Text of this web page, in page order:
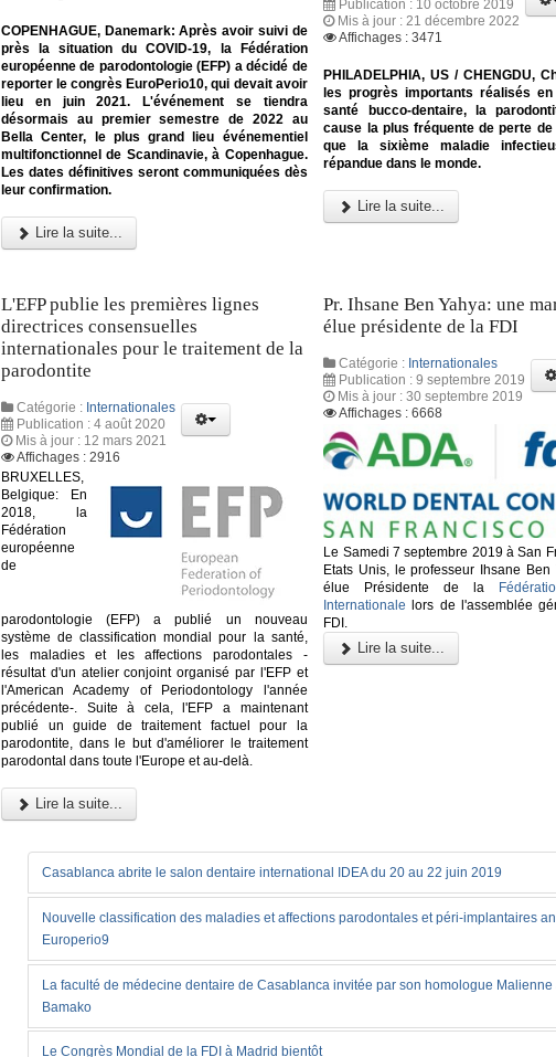
COPENHAGUE, Danemark: Après avoir suivi de
près la situation du COVID-19, la Fédération
européenne de parodontologie (EFP) a décidé de
reporter le congrès EuroPerio10, qui devait avoir
lieu en juin 2021. L'événement se tiendra
désormais au premier semestre de 2022 au
Bella Center, le plus grand lieu événementiel
multifonctionnel de Scandinavie, à Copenhague.
Les dates définitives seront communiquées dès
leur confirmation.
Lire la suite...
Publication : 10 octobre 2019
Mis à jour : 21 décembre 2022
Affichages : 3471
PHILADELPHIA, US / CHENGDU,
les progrès importants réalisés
santé bucco-dentaire, la
cause la plus fréquente de perte
que la sixième maladie
répandue dans le monde.
Lire la suite...
L'EFP publie les premières lignes
directrices consensuelles
internationales pour le traitement de la
parodontite
Catégorie : Internationales
Publication : 4 août 2020
Mis à jour : 12 mars 2021
Affichages : 2916
BRUXELLES,
Belgique: En
2018, la
Fédération
européenne
de
parodontologie (EFP) a publié un nouveau
système de classification mondial pour la santé,
les maladies et les affections parodontales -
résultat d'un atelier conjoint organisé par l'EFP et
l'American Academy of Periodontology l'année
précédente-. Suite à cela, l'EFP a maintenant
publié un guide de traitement factuel pour la
parodontite, dans le but d'améliorer le traitement
parodontal dans toute l'Europe et au-delà.
Lire la suite...
Pr. Ihsane Ben Yahya: une
élue présidente de la FDI
Catégorie : Internationales
Publication : 9 septembre 2019
Mis à jour : 30 septembre 2019
Affichages : 6668
Le Samedi 7 septembre 2019 à San
Etats Unis, le professeur Ihsane Ben
élue Présidente de la
Internationale lors de l'assemblée
FDI.
Lire la suite...
Casablanca abrite le salon dentaire international IDEA du 20 au 22 juin 2019
Nouvelle classification des maladies et affections parodontales et péri-implantaires
Europerio9
La faculté de médecine dentaire de Casablanca invitée par son homologue Malienne
Bamako
Le Congrès Mondial de la FDI à Madrid bientôt